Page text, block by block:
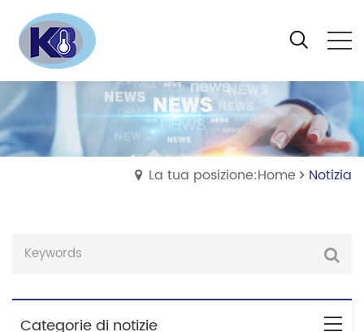
La tua posizione:Home Notizia
Categorie di notizie